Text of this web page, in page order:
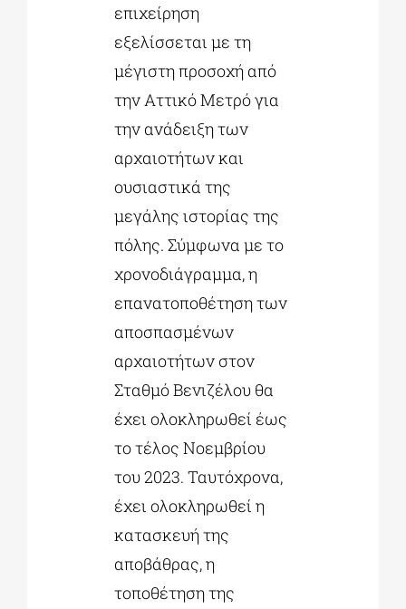
επιχείρηση
εξελίσσεται με τη
μέγιστη προσοχή από
την Αττικό Μετρό για
την ανάδειξη των
αρχαιοτήτων και
ουσιαστικά της
μεγάλης ιστορίας της
πόλης. Σύμφωνα με το
χρονοδιάγραμμα, η
επανατοποθέτηση των
αποσπασμένων
αρχαιοτήτων στον
Σταθμό Βενιζέλου θα
έχει ολοκληρωθεί έως
το τέλος Νοεμβρίου
του 2023. Ταυτόχρονα,
έχει ολοκληρωθεί η
κατασκευή της
αποβάθρας, η
τοποθέτηση της